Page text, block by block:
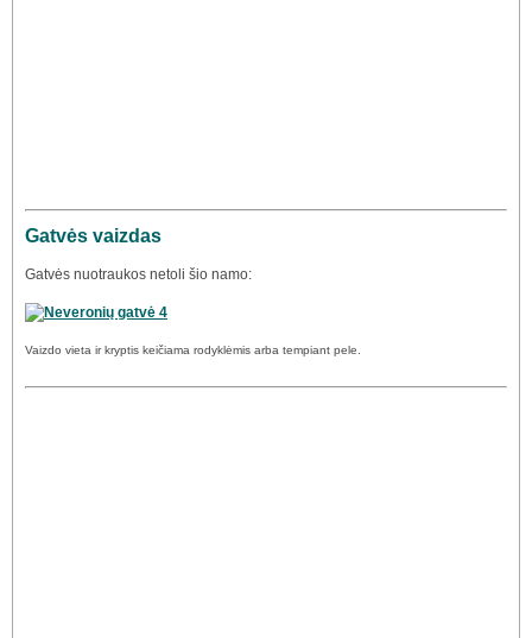
Gatvės vaizdas
Gatvės nuotraukos netoli šio namo:
Vaizdo vieta ir kryptis keičiama rodyklėmis arba tempiant pele.